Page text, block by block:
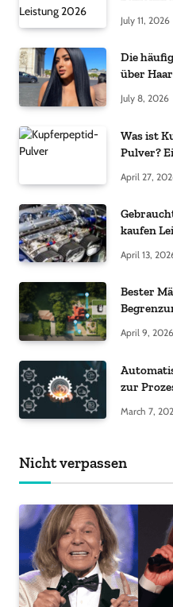
July 11, 2026
Die
über
July 8, 2026
Was ist
Pulver?
Komplex
Molekül +
April 27,
kaufen
Garantie
Lieferung
April 13,
Bester
kleine
bei 200
April 9, 2026
zur
im
March 7,
Nicht verpassen